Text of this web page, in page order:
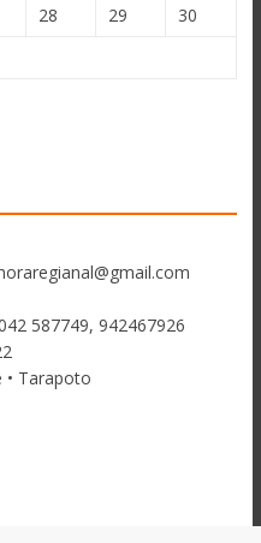
28 29
30
587749, 942467926
• Tarapoto